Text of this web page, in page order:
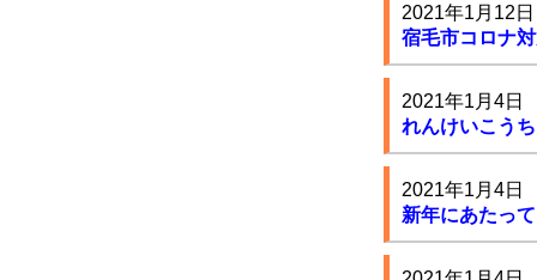
2021年1月12日
宿毛市コロナ
2021年1月4日
れんけいこう
2021年1月4日
新年にあたっ